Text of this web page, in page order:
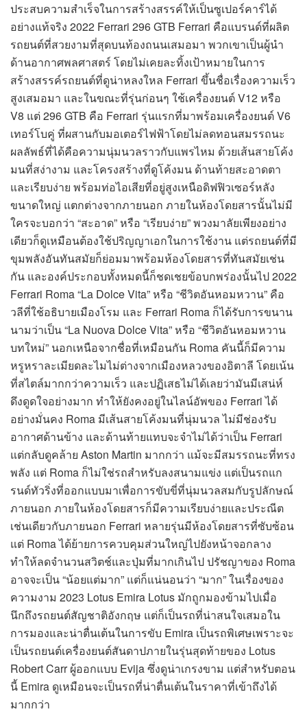
ประสบความสำเร็จในการสร้างสรรค์ให้เป็นซูเปอร์คาร์ได้
อย่างแท้จริง 2022 Ferrari 296 GTB Ferrari คือแบรนด์ที่ผลิต
รถยนต์ที่สวยงามที่สุดบนท้องถนนเสมอมา พวกเขาเป็นผู้นำ
ด้านอากาศพลศาสตร์ โดยไม่เคยละทิ้งเป้าหมายในการ
สร้างสรรค์รถยนต์ที่ดูน่าหลงใหล Ferrari ขึ้นชื่อเรื่องความเร็ว
สูงเสมอมา และในขณะที่รุ่นก่อนๆ ใช้เครื่องยนต์ V12 หรือ
V8 แต่ 296 GTB คือ Ferrari รุ่นแรกที่มาพร้อมเครื่องยนต์ V6
เทอร์โบคู่ ที่ผสานกับมอเตอร์ไฟฟ้าโดยไม่ลดทอนสมรรถนะ
ผลลัพธ์ที่ได้คือความนุ่มนวลราวกับแพรไหม ด้วยเส้นสายโค้ง
มนที่สง่างาม และโครงสร้างที่ดูโค้งมน ด้านท้ายสะอาดตา
และเรียบง่าย พร้อมท่อไอเสียที่อยู่สูงเหนือดิฟฟิวเซอร์หลัง
ขนาดใหญ่ แตกต่างจากภายนอก ภายในห้องโดยสารนั้นไม่มี
ใครจะบอกว่า “สะอาด” หรือ “เรียบง่าย” พวงมาลัยเพียงอย่าง
เดียวก็ดูเหมือนต้องใช้ปริญญาเอกในการใช้งาน แต่รถยนต์ที่มี
ขุมพลังอันทันสมัยก็ย่อมมาพร้อมห้องโดยสารที่ทันสมัยเช่น
กัน และองค์ประกอบทั้งหมดนี้ก็ชดเชยข้อบกพร่องนั้นไป 2022
Ferrari Roma “La Dolce Vita” หรือ “ชีวิตอันหอมหวาน” คือ
วลีที่ใช้อธิบายเมืองโรม และ Ferrari Roma ก็ได้รับการขนาน
นามว่าเป็น “La Nuova Dolce Vita” หรือ “ชีวิตอันหอมหวาน
บทใหม่” นอกเหนือจากชื่อที่เหมือนกัน Roma คันนี้ก็มีความ
หรูหราละเมียดละไมไม่ต่างจากเมืองหลวงของอิตาลี โดยเน้น
ที่สไตล์มากกว่าความเร็ว และปฏิเสธไม่ได้เลยว่ามันมีเสน่ห์
ดึงดูดใจอย่างมาก ทำให้ยังคงอยู่ในไลน์อัพของ Ferrari ได้
อย่างมั่นคง Roma มีเส้นสายโค้งมนที่นุ่มนวล ไม่มีช่องรับ
อากาศด้านข้าง และด้านท้ายแทบจะจำไม่ได้ว่าเป็น Ferrari
แต่กลับดูคล้าย Aston Martin มากกว่า แม้จะมีสมรรถนะที่ทรง
พลัง แต่ Roma ก็ไม่ใช่รถสำหรับลงสนามแข่ง แต่เป็นรถแก
รนด์ทัวริ่งที่ออกแบบมาเพื่อการขับขี่ที่นุ่มนวลสมกับรูปลักษณ์
ภายนอก ภายในห้องโดยสารก็มีความเรียบง่ายและประณีต
เช่นเดียวกับภายนอก Ferrari หลายรุ่นมีห้องโดยสารที่ซับซ้อน
แต่ Roma ได้ย้ายการควบคุมส่วนใหญ่ไปยังหน้าจอกลาง
ทำให้ลดจำนวนสวิตช์และปุ่มที่มากเกินไป ปรัชญาของ Roma
อาจจะเป็น “น้อยแต่มาก” แต่ก็แน่นอนว่า “มาก” ในเรื่องของ
ความงาม 2023 Lotus Emira Lotus มักถูกมองข้ามไปเมื่อ
นึกถึงรถยนต์สัญชาติอังกฤษ แต่ก็เป็นรถที่น่าสนใจเสมอใน
การมองและน่าตื่นเต้นในการขับ Emira เป็นรถพิเศษเพราะจะ
เป็นรถยนต์เครื่องยนต์สันดาปภายในรุ่นสุดท้ายของ Lotus
Robert Carr ผู้ออกแบบ Evija ซึ่งดูน่าเกรงขาม แต่สำหรับตอน
นี้ Emira ดูเหมือนจะเป็นรถที่น่าตื่นเต้นในราคาที่เข้าถึงได้
มากกว่า